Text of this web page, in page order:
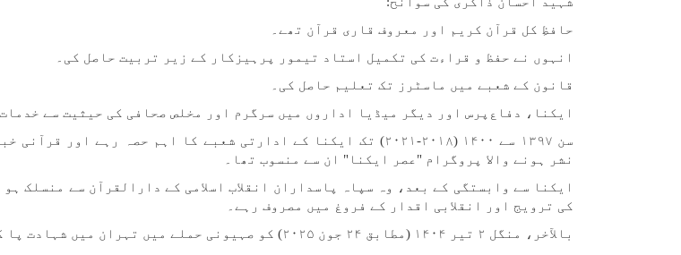
حافظِ کل قرآن کریم اور معروف قاری قرآن تھے۔
انہوں نے حفظ و قراءت کی تکمیل استاد تیمور پرہیزکار کے زیر تربیت حاصل کی۔
قانون کے شعبے میں ماسٹرز تک تعلیم حاصل کی۔
ایکنا، دفاع‌پرس اور دیگر میڈیا اداروں میں سرگرم اور مخلص صحافی کی حیثیت سے
سن ۱۳۹۷ سے ۱۴۰۰ (۲۰۱۸-۲۰۲۱) تک ایکنا کے ادارتی شعبے کا اہم حصہ رہے اور
نشر ہونے والا پروگرام "عصر ایکنا" ان سے منسوب تھا۔
ایکنا سے وابستگی کے بعد، وہ سپاہ پاسداران انقلاب اسلامی کے دارالقرآن سے منسلک
کی ترویج اور انقلابی اقدار کے فروغ میں مصروف رہے۔
بالآخر، منگل ۲ تیر ۱۴۰۴ (مطابق ۲۴ جون ۲۰۲۵) کو صہیونی حملے میں تہران میں شہادت پا گئے۔